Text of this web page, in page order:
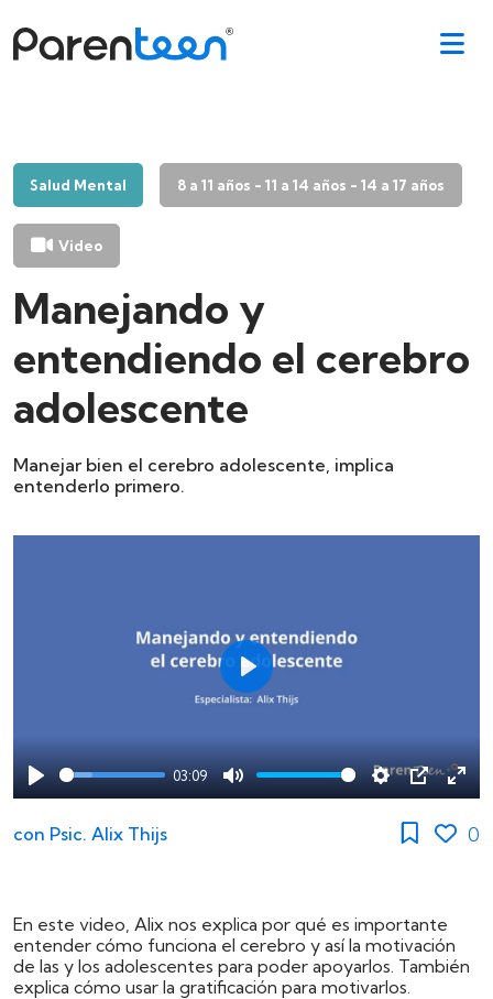
Salud Mental 8 a 11 años - 11 a 14 años - 14 a 17 años
Video
Manejando y
entendiendo el cerebro
adolescente
Manejar bien el cerebro adolescente, implica
entenderlo primero.
Play
03:09
Mute Settings
PIP
Play
con Psic. Alix Thijs 0
En este video, Alix nos explica por qué es importante
entender cómo funciona el cerebro y así la motivación
de las y los adolescentes para poder apoyarlos. También
explica cómo usar la gratificación para motivarlos.